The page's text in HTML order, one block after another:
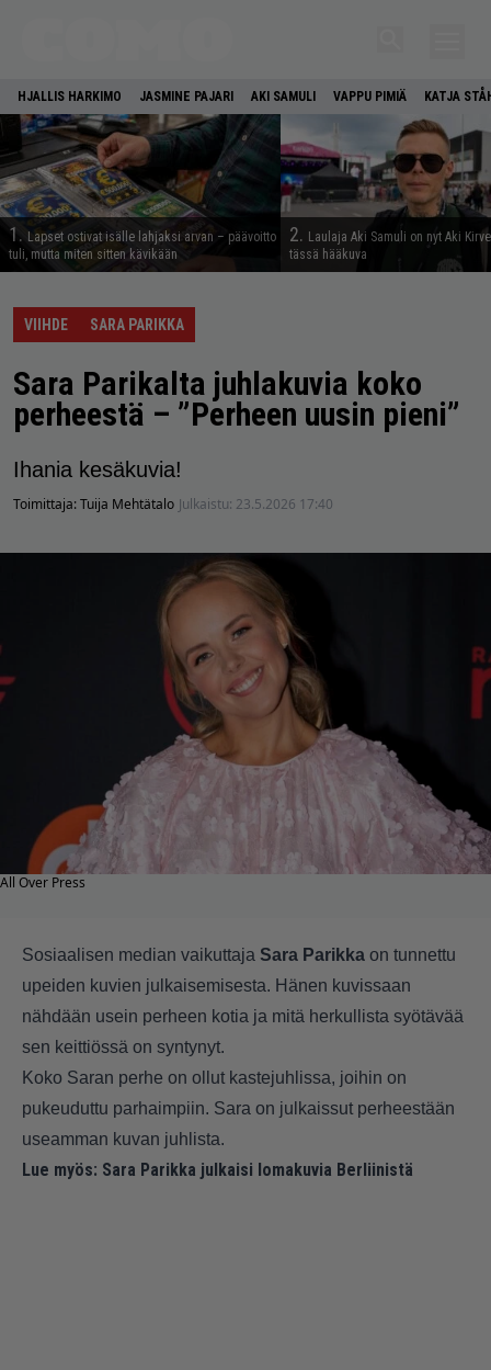
HJALLIS HARKIMO JASMINE PAJARI AKI SAMULI VAPPU PIMIÄ KATJA
1. Lapset ostivat isälle lahjaksi arvan – päävoitto
tuli, mutta miten sitten kävikään
2. Laulaja Aki Samuli on nyt Aki
tässä hääkuva
VIIHDE SARA PARIKKA
Sara Parikalta juhlakuvia koko
perheestä – ”Perheen uusin pieni”
Ihania kesäkuvia!
Toimittaja:Tuija Mehtätalo Julkaistu: 23.5.2026 17:40
All Over Press
Sosiaalisen median vaikuttaja Sara Parikka on tunnettu
upeiden kuvien julkaisemisesta. Hänen kuvissaan
nähdään usein perheen kotia ja mitä herkullista syötävää
sen keittiössä on syntynyt.
Koko Saran perhe on ollut kastejuhlissa, joihin on
pukeuduttu parhaimpiin. Sara on julkaissut perheestään
useamman kuvan juhlista.
Lue myös: Sara Parikka julkaisi lomakuvia Berliinistä